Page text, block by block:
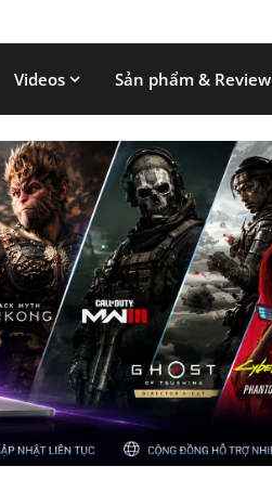
Videos Sản phẩm & Review